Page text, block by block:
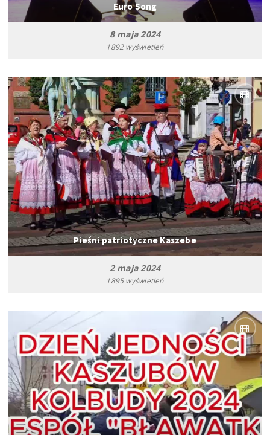
Euro Song
8 maja 2024
1892 wyświetleń
Pieśni patriotyczne Kaszebe
2 maja 2024
1895 wyświetleń